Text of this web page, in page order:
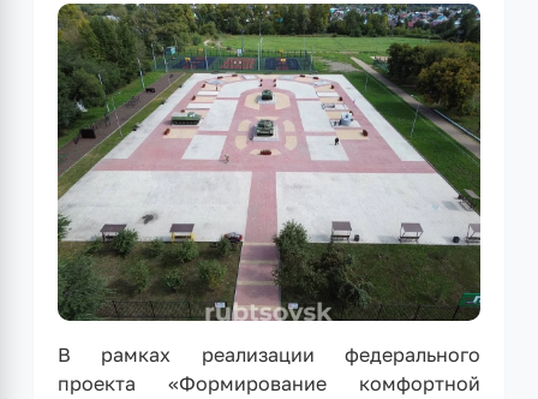
В рамках реализации федерального
проекта «Формирование комфортной